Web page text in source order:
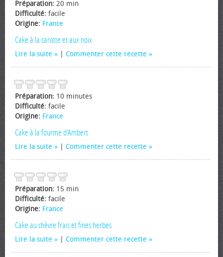
Préparation: 20 min
Difficulté: facile
Origine: France
Cake à la carotte et aux noix
Lire la suite Commenter cette recette
Préparation: 10 minutes
Difficulté: facile
Origine: France
Cake à la fourme d'Ambert
Lire la suite Commenter cette recette
Préparation: 15 min
Difficulté: facile
Origine: France
Cake au chèvre frais et fines herbes
Lire la suite Commenter cette recette